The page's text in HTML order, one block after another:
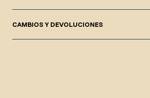
CAMBIOS Y DEVOLUCIONES